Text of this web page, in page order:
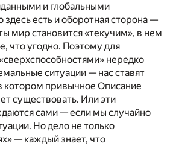
и глобальными
есть и оборотная сторона —
мир становится «текучим», в нем
что угодно. Поэтому для
нередко
ситуации — нас ставят
котором привычное Описание
существовать. Или эти
сами — если мы случайно
Но дело не только
— каждый знает, что